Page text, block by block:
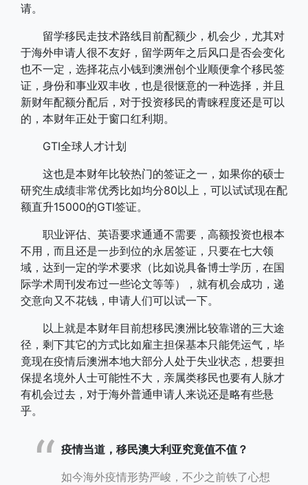
请。
留学移民走技术路线目前配额少，机会少，尤其对
于海外申请人很不友好，留学两年之后风口是否会变化
也不一定，选择花点小钱到澳洲创个业顺便拿个移民签
证，身份和事业双丰收，也是很惬意的一种选择，并且
新财年配额分配后，对于投资移民的青睐程度还是可以
的，本财年正处于窗口红利期。
GTI全球人才计划
这也是本财年比较热门的签证之一，如果你的硕士
研究生成绩非常优秀比如均分80以上，可以试试现在配
额直升15000的GTI签证。
职业评估、英语要求通通不需要，高额投资也根本
不用，而且还是一步到位的永居签证，只要在七大领
域，达到一定的学术要求（比如说具备博士学历，在国
际学术周刊发布过一些论文等等），就有机会成功，递
交意向又不花钱，申请人们可以试一下。
以上就是本财年目前想移民澳洲比较靠谱的三大途
径，剩下其它的方式比如雇主担保基本只能凭运气，毕
竟现在疫情后澳洲本地大部分人处于失业状态，想要担
保提名境外人士可能性不大，亲属类移民也要有人脉才
有机会过去，对于海外普通申请人来说还是略有些悬
乎。
疫情当道，移民澳大利亚究竟值不值？
如今海外疫情形势严峻，不少之前铁了心想